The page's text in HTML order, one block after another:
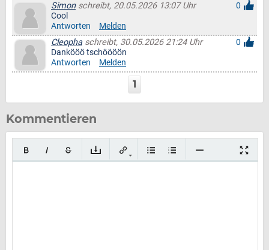
Simonschreibt, 20.05.2026 13:07 Uhr
0
Cool
Antworten
Melden
Cleophaschreibt, 30.05.2026 21:24 Uhr
0
Dankööö tschöööön
Antworten
Melden
1
Kommentieren